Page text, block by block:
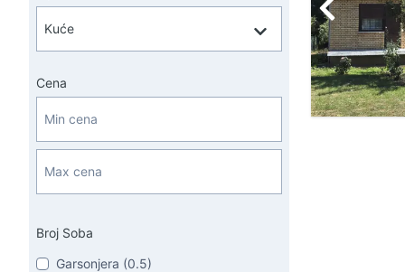
Cena
Broj Soba
Garsonjera (0.5)